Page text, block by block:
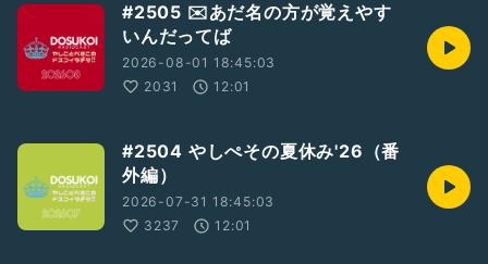
#2505 ✉️あだ名の方が覚えやす
いんだってば
2026-08-01 18:45:03
2031
12:01
#2504 やしぺその夏休み'26（番
外編）
2026-07-31 18:45:03
3237
12:01